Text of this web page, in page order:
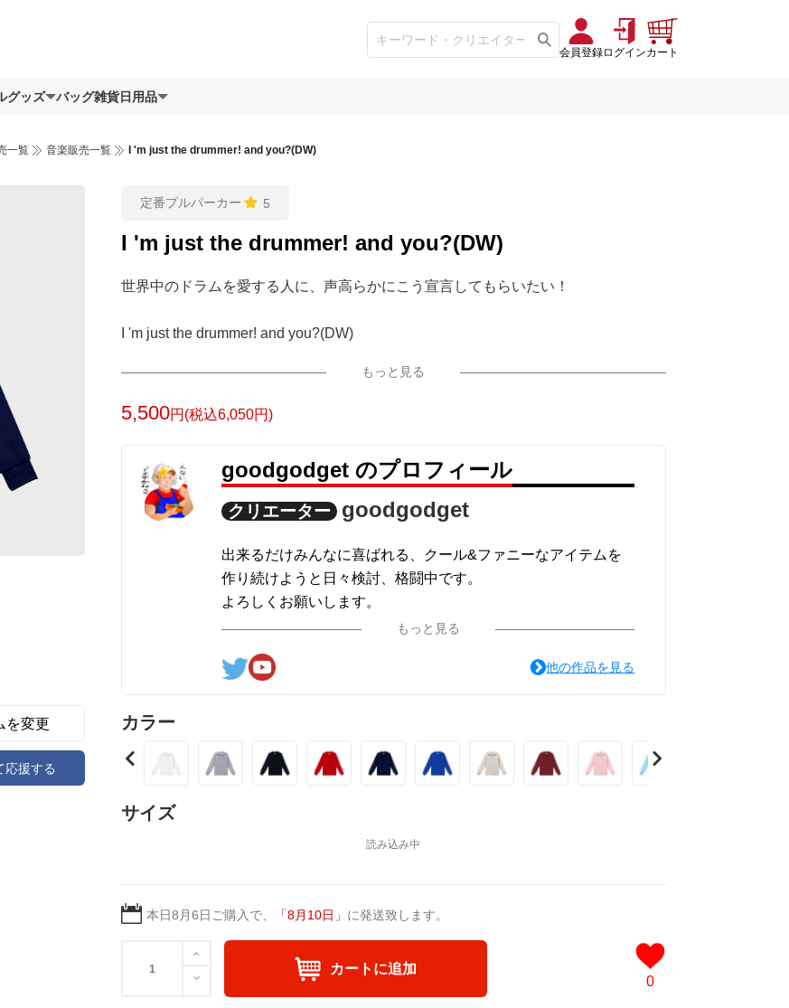
会員登録ログインカート
グッズ バッグ雑貨日用品
一覧 音楽販売一覧 I 'm just the drummer! and you?(DW)
を変更
応援する
定番プルパーカー 5
I 'm just the drummer! and you?(DW)
世界中のドラムを愛する人に、声高らかにこう宣言してもらいたい！
I 'm just the drummer! and you?(DW)
もっと見る
5,500円(税込6,050円)
goodgodget のプロフィール
クリエーター goodgodget
出来るだけみんなに喜ばれる、クール&ファニーなアイテムを
作り続けようと日々検討、格闘中です。
よろしくお願いします。
hinichioo by BASE にも展開中。
もっと見る
他の作品を見る
カラー
サイズ
本日8月6日 ご購入で、 「8月10日 」 に発送致します。
カートに追加
0